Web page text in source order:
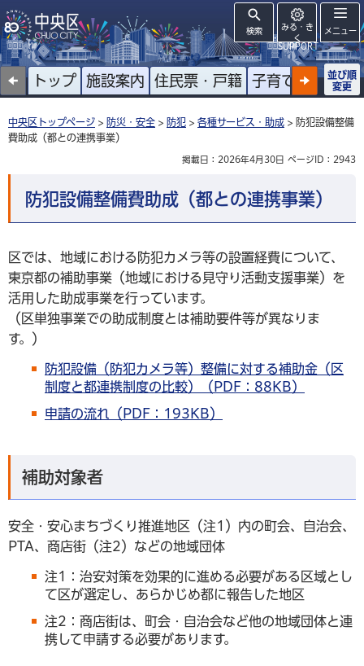
検索
みる・き
く
SUPPORT
メニュー
トップ 施設案内 住民票・戸籍 子育て 高齢者
並び順
変更
中央区トップページ > 防災・安全 > 防犯 > 各種サービス・助成 > 防犯設備整備
費助成（都との連携事業）
掲載日：2026年4月30日 ページID：2943
防犯設備整備費助成（都との連携事業）
区では、地域における防犯カメラ等の設置経費について、
東京都の補助事業（地域における見守り活動支援事業）を
活用した助成事業を行っています。
（区単独事業での助成制度とは補助要件等が異なりま
す。）
防犯設備（防犯カメラ等）整備に対する補助金（区
制度と都連携制度の比較）（PDF：88KB）
申請の流れ（PDF：193KB）
補助対象者
安全・安心まちづくり推進地区（注1）内の町会、自治会、
PTA、商店街（注2）などの地域団体
注1：治安対策を効果的に進める必要がある区域とし
て区が選定し、あらかじめ都に報告した地区
注2：商店街は、町会・自治会など他の地域団体と連
携して申請する必要があります。